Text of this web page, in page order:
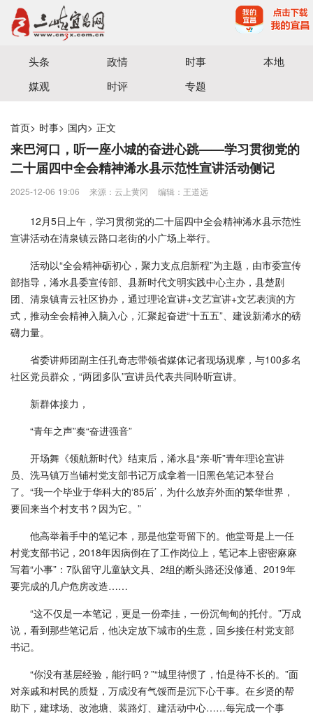
宜昌三峡融媒体中心主办
头条 政情 时事
本地
媒观
时评 专题
首页> 时事> 国内> 正文
来巴河口，听一座小城的奋进心跳——学习贯彻党的
二十届四中全会精神浠水县示范性宣讲活动侧记
2025-12-06 19:06 来源：云上黄冈 编辑：王道远
12月5日上午，学习贯彻党的二十届四中全会精神浠水县示范性
宣讲活动在清泉镇云路口老街的小广场上举行。
活动以“全会精神砺初心，聚力支点启新程”为主题，由市委宣传
部指导，浠水县委宣传部、县新时代文明实践中心主办，县楚剧
团、清泉镇青云社区协办，通过理论宣讲+文艺宣讲+文艺表演的方
式，推动全会精神入脑入心，汇聚起奋进“十五五”、建设新浠水的磅
礴力量。
省委讲师团副主任孔奇志带领省媒体记者现场观摩，与100多名
社区党员群众，“两团多队”宣讲员代表共同聆听宣讲。
新群体接力，
“青年之声”奏“奋进强音”
开场舞《领航新时代》结束后，浠水县“亲·听”青年理论宣讲
员、洗马镇万当铺村党支部书记万成拿着一旧黑色笔记本登台
了。“我一个毕业于华科大的‘85后’，为什么放弃外面的繁华世界，
要回来当个村支书？因为它。”
他高举着手中的笔记本，那是他堂哥留下的。他堂哥是上一任
村党支部书记，2018年因病倒在了工作岗位上，笔记本上密密麻麻
写着“小事”：7队留守儿童缺文具、2组的断头路还没修通、2019年
要完成的几户危房改造……
“这不仅是一本笔记，更是一份牵挂，一份沉甸甸的托付。”万成
说，看到那些笔记后，他决定放下城市的生意，回乡接任村党支部
书记。
“你没有基层经验，能行吗？”“城里待惯了，怕是待不长的。”面
对亲戚和村民的质疑，万成没有气馁而是沉下心干事。在乡贤的帮
助下，建球场、改池塘、装路灯、建活动中心……每完成一个事